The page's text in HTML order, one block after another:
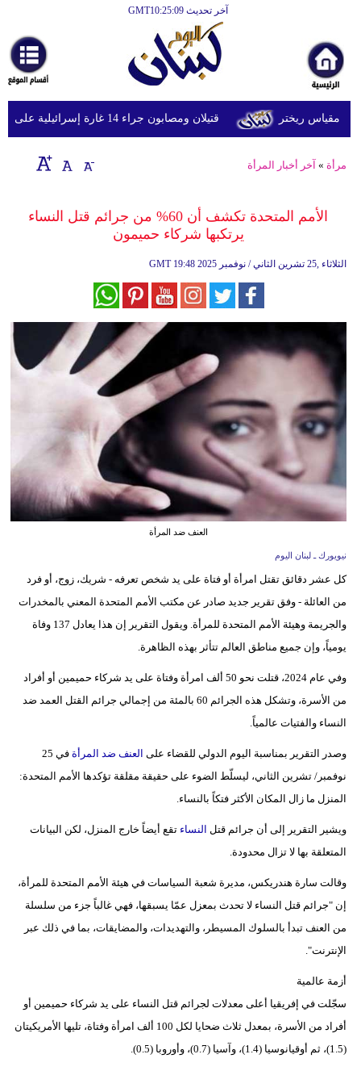
آخر تحديث GMT10:25:09
أخبارعاجلة
رياضة
ثقافة
إقتصاد
وموسيقى
سياحة
وسفر
إعلام
تعليم
أزياء
إسلامية
بيئة
أبراج
قتيلان ومصابون جراء 14 غارة إسرائيلية على شرق وجنوب لبنان
مرأة » آخر أخبار المرأة
الأمم المتحدة تكشف أن 60% من جرائم قتل النساء
يرتكبها شركاء حميمون
GMT 19:48 2025 الثلاثاء ,25 تشرين الثاني / نوفمبر
العنف ضد المرأة
نيويورك ـ لبنان اليوم
كل عشر دقائق تقتل امرأة أو فتاة على يد شخص تعرفه - شريك، زوج، أو فرد
من العائلة - وفق تقرير جديد صادر عن مكتب الأمم المتحدة المعني بالمخدرات
والجريمة وهيئة الأمم المتحدة للمرأة. ويقول التقرير إن هذا يعادل 137 وفاة
يومياً، وإن جميع مناطق العالم تتأثر بهذه الظاهرة.
وفي عام 2024، قتلت نحو 50 ألف امرأة وفتاة على يد شركاء حميمين أو أفراد
من الأسرة، وتشكل هذه الجرائم 60 بالمئة من إجمالي جرائم القتل العمد ضد
النساء والفتيات عالمياً.
وصدر التقرير بمناسبة اليوم الدولي للقضاء على العنف ضد المرأة
في 25
نوفمبر/ تشرين الثاني، ليسلّط الضوء على حقيقة مقلقة تؤكدها الأمم المتحدة:
المنزل ما زال المكان الأكثر فتكاً بالنساء.
ويشير التقرير إلى أن جرائم قتل النساءتقع أيضاً خارج المنزل، لكن البيانات
المتعلقة بها لا تزال محدودة.
وقالت سارة هندريكس، مديرة شعبة السياسات في هيئة الأمم المتحدة للمرأة،
إن "جرائم قتل النساء لا تحدث بمعزل عمّا يسبقها، فهي غالباً جزء من سلسلة
من العنف تبدأ بالسلوك المسيطر، والتهديدات، والمضايقات، بما في ذلك عبر
الإنترنت".
أزمة عالمية
سجّلت في إفريقيا أعلى معدلات لجرائم قتل النساء على يد شركاء حميمين أو
أفراد من الأسرة، بمعدل ثلاث ضحايا لكل 100 ألف امرأة وفتاة، تليها الأمريكيتان
(1.5)، ثم أوقيانوسيا (1.4)، وآسيا (0.7)، وأوروبا (0.5).